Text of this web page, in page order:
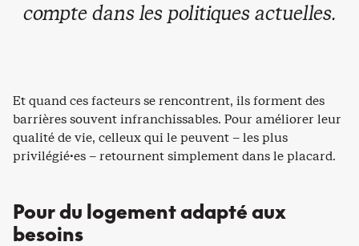
compte dans les politiques actuelles.
Et quand ces facteurs se rencontrent, ils forment des
barrières souvent infranchissables. Pour améliorer leur
qualité de vie, celleux qui le peuvent – les plus
privilégié·es – retournent simplement dans le placard.
Pour du logement adapté aux
besoins